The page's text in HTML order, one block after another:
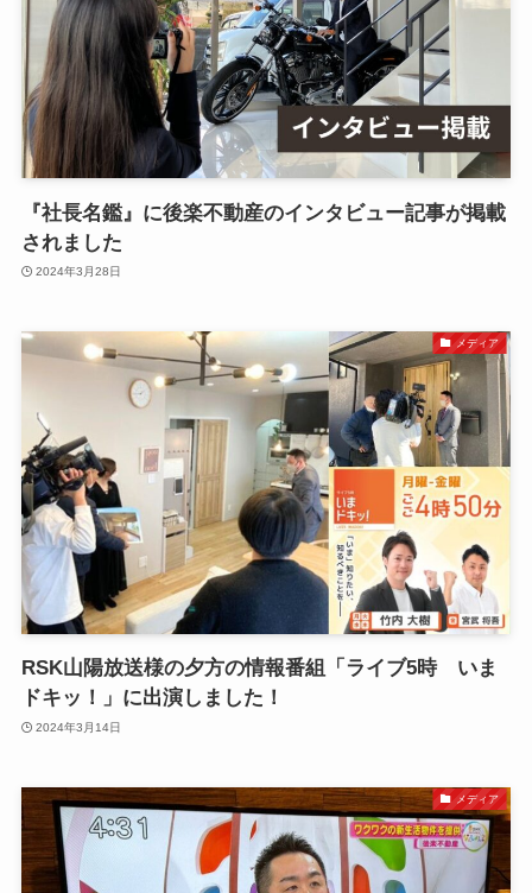
『社長名鑑』に後楽不動産のインタビュー記事が掲載
されました
2024年3月28日
メディア
RSK山陽放送様の夕方の情報番組「ライブ5時 いま
ドキッ！」に出演しました！
2024年3月14日
メディア